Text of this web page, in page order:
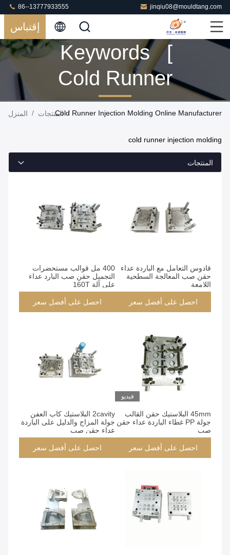
jinqiu08@mouldtang.com
86--13777933555
إقتباس
Keywords [
Cold Runner
Injection
Match 90
المنزل / المنتجات /
Cold Runner Injection Molding Online Manufacturer
cold runner injection molding
المنتجات
قادوس التعامل مع الباردة عداء
حقن صب المعالجة السطحية
اللامعة
احصل على أفضل سعر
400 مل قوالب مستحضرات
التجميل حقن صب البارد عداء
على آلة 160T
احصل على أفضل سعر
فيديو
45mm البلاستيك حقن القالب
جولة PP غطاء الباردة عداء حقن
صب
احصل على أفضل سعر
2cavity البلاستيك كاب العفن
جولة المزاج والدليل على الباردة
عداء حقن صب
احصل على أفضل سعر